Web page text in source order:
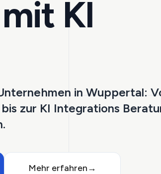
KI
in Wuppertal:
zur KI Integrations
Mehr erfahren→